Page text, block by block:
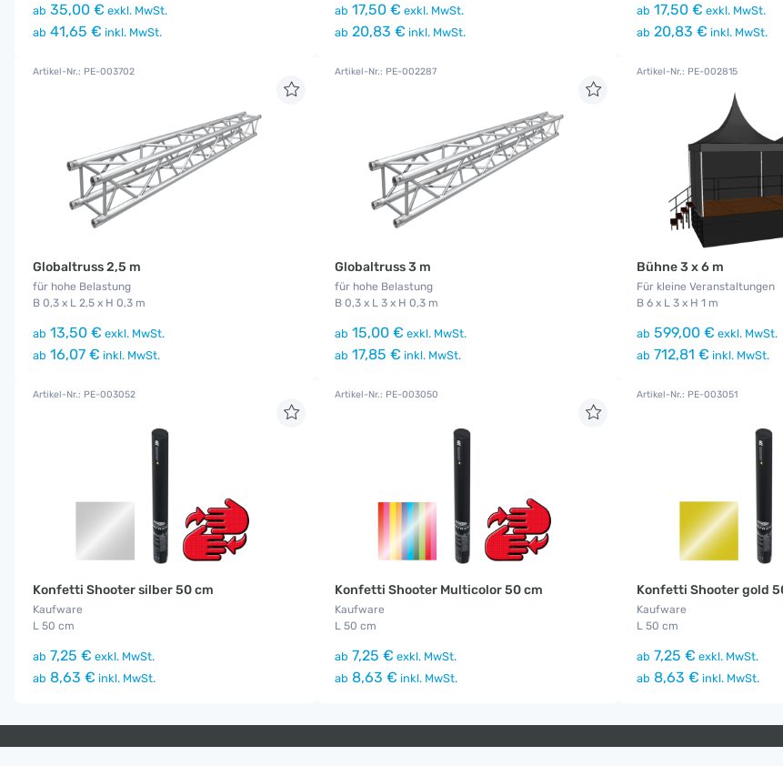
ab 35,00 € exkl. MwSt.
ab 41,65 € inkl. MwSt.
ab 17,50 € exkl. MwSt.
ab 20,83 € inkl. MwSt.
ab 17,50 € exkl. MwSt.
ab 20,83 € inkl. MwSt.
Artikel-Nr.: PE-003702
Globaltruss 2,5 m
für hohe Belastung
B 0,3 x L 2,5 x H 0,3 m
ab 13,50 € exkl. MwSt.
ab 16,07 € inkl. MwSt.
Artikel-Nr.: PE-002287
Globaltruss 3 m
für hohe Belastung
B 0,3 x L 3 x H 0,3 m
ab 15,00 € exkl. MwSt.
ab 17,85 € inkl. MwSt.
Artikel-Nr.: PE-002815
Bühne 3 x 6 m
Für kleine Veranstaltungen
B 6 x L 3 x H 1 m
ab 599,00 € exkl. MwSt.
ab 712,81 € inkl. MwSt.
Artikel-Nr.: PE-003052
Konfetti Shooter silber 50 cm
Kaufware
L 50 cm
ab 7,25 € exkl. MwSt.
ab 8,63 € inkl. MwSt.
Artikel-Nr.: PE-003050
Konfetti Shooter Multicolor 50 cm
Kaufware
L 50 cm
ab 7,25 € exkl. MwSt.
ab 8,63 € inkl. MwSt.
Artikel-Nr.: PE-003051
Konfetti Shooter gold
Kaufware
L 50 cm
ab 7,25 € exkl. MwSt.
ab 8,63 € inkl. MwSt.